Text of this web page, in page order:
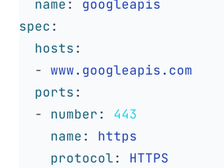
name:
googleapis
spec:
hosts:
- www.googleapis.com
ports:
- number:
443
name:
https
protocol:
HTTPS